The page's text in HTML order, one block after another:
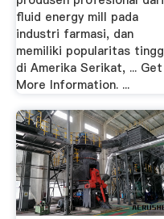
fluid energy mill pada
industri farmasi, dan
memiliki popularitas
di Amerika Serikat, ... Get
More Information. ...